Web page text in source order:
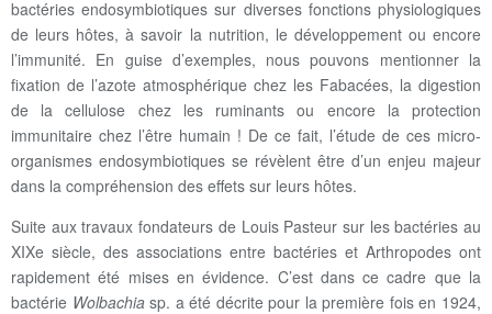
bactéries endosymbiotiques sur diverses fonctions physiologiques
de leurs hôtes, à savoir la nutrition, le développement ou encore
l’immunité. En guise d’exemples, nous pouvons mentionner la
fixation de l’azote atmosphérique chez les Fabacées, la digestion
de la cellulose chez les ruminants ou encore la protection
immunitaire chez l’être humain ! De ce fait, l’étude de ces micro-
organismes endosymbiotiques se révèlent être d’un enjeu majeur
dans la compréhension des effets sur leurs hôtes.
Suite aux travaux fondateurs de Louis Pasteur sur les bactéries au
XIXe siècle, des associations entre bactéries et Arthropodes ont
rapidement été mises en évidence. C’est dans ce cadre que la
bactérie Wolbachiasp. a été décrite pour la première fois en 1924,